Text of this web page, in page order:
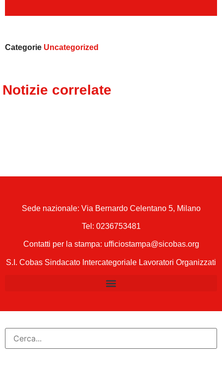
Categorie Uncategorized
Notizie correlate
Sede nazionale: Via Bernardo Celentano 5, Milano
Tel: 0236753481
Contatti per la stampa: ufficiostampa@sicobas.org
S.I. Cobas Sindacato Intercategoriale Lavoratori Organizzati